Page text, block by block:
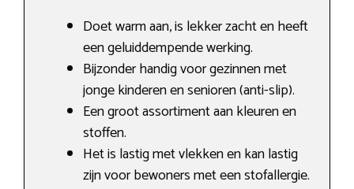
Doet warm aan, is lekker zacht en heeft
een geluiddempende werking.
Bijzonder handig voor gezinnen met
jonge kinderen en senioren (anti-slip).
Een groot assortiment aan kleuren en
stoffen.
Het is lastig met vlekken en kan lastig
zijn voor bewoners met een stofallergie.